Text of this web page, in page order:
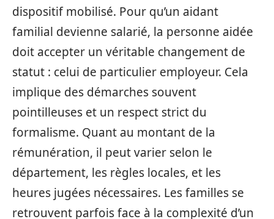
dispositif mobilisé. Pour qu’un aidant
familial devienne salarié, la personne aidée
doit accepter un véritable changement de
statut : celui de particulier employeur. Cela
implique des démarches souvent
pointilleuses et un respect strict du
formalisme. Quant au montant de la
rémunération, il peut varier selon le
département, les règles locales, et les
heures jugées nécessaires. Les familles se
retrouvent parfois face à la complexité d’un